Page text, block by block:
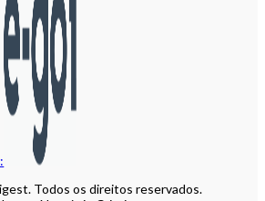
Todos os direitos reservados.